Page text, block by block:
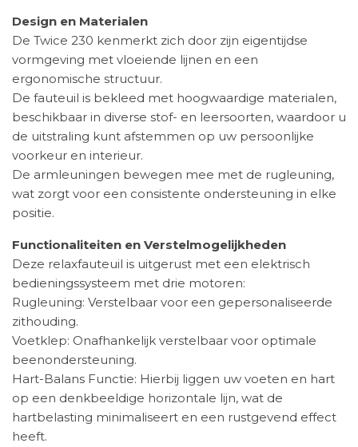
Design en Materialen
De Twice 230 kenmerkt zich door zijn eigentijdse
vormgeving met vloeiende lijnen en een
ergonomische structuur.
De fauteuil is bekleed met hoogwaardige materialen,
beschikbaar in diverse stof- en leersoorten, waardoor u
de uitstraling kunt afstemmen op uw persoonlijke
voorkeur en interieur.
De armleuningen bewegen mee met de rugleuning,
wat zorgt voor een consistente ondersteuning in elke
positie. ​
Functionaliteiten en Verstelmogelijkheden
Deze relaxfauteuil is uitgerust met een elektrisch
bedieningssysteem met drie motoren:
Rugleuning: Verstelbaar voor een gepersonaliseerde
zithouding.​
Voetklep: Onafhankelijk verstelbaar voor optimale
beenondersteuning.​
Hart-Balans Functie: Hierbij liggen uw voeten en hart
op een denkbeeldige horizontale lijn, wat de
hartbelasting minimaliseert en een rustgevend effect
heeft.